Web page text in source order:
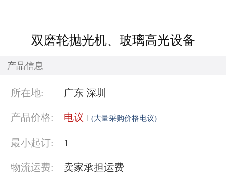
双磨轮抛光机、玻璃高光设备
产品信息
所在地: 广东 深圳
产品价格: 电议 (大量采购价格电议)
最小起订: 1
物流运费: 卖家承担运费